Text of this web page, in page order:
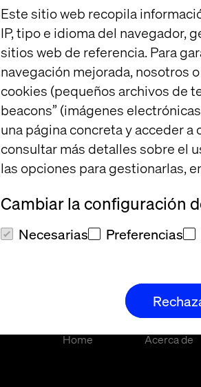
Este sitio web recopila
IP, tipo e idioma del navegador,
sitios web de referencia. Para
navegación mejorada, nosotros
cookies (pequeños archivos de
beacons” (imágenes
una página concreta y acceder
consultar más detalles sobre el
las opciones para gestionarlas,
Cambiar la configuración
Necesarias Preferencias
Home Acerca de